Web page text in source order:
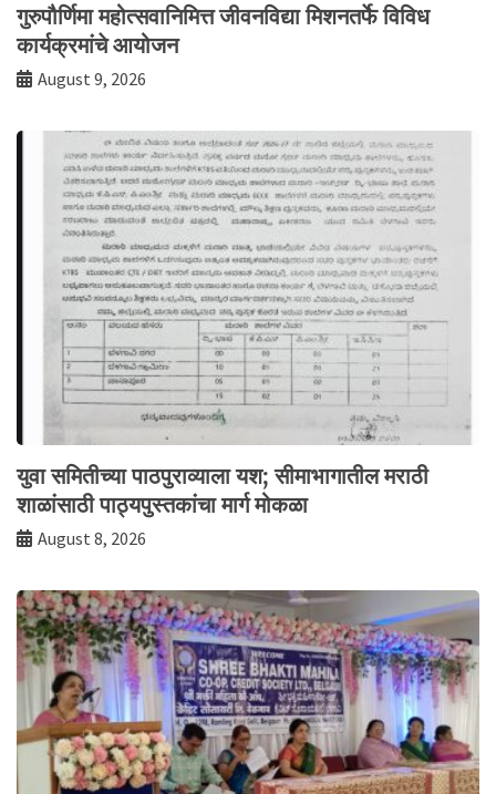
गुरुपौर्णिमा महोत्सवानिमित्त जीवनविद्या मिशनतर्फे विविध
कार्यक्रमांचे आयोजन
August 9, 2026
युवा समितीच्या पाठपुराव्याला यश; सीमाभागातील मराठी
शाळांसाठी पाठ्यपुस्तकांचा मार्ग मोकळा
August 8, 2026